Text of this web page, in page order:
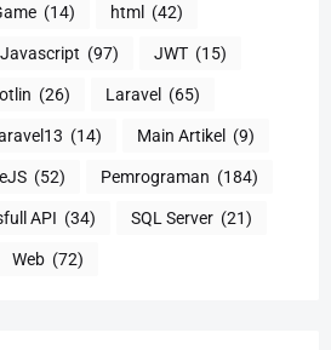
(14) html (42)
Javascript (97) JWT (15)
(26) Laravel (65)
(14) Main Artikel (9)
(52) Pemrograman (184)
API (34) SQL Server (21)
Web (72)